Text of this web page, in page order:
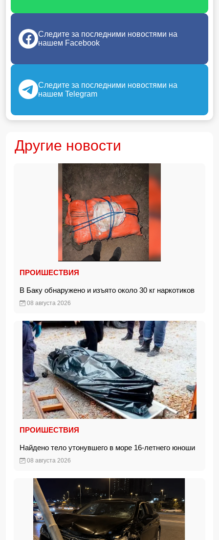
Следите за последними новостями на
нашем Facebook
Следите за последними новостями на
нашем Telegram
Другие новости
ПРОИШЕСТВИЯ
В Баку обнаружено и изъято около 30 кг наркотиков
08 августа 2026
ПРОИШЕСТВИЯ
Найдено тело утонувшего в море 16-летнего юноши
08 августа 2026